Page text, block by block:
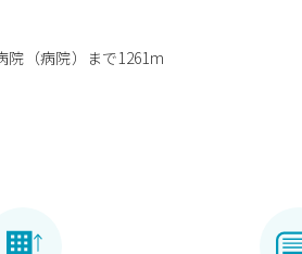
院（病院）まで1261m